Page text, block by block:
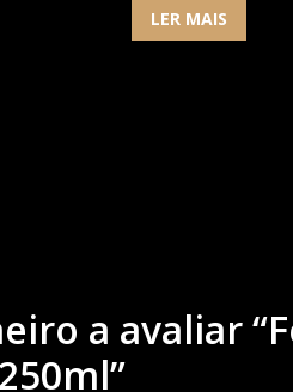
LER MAIS
a avaliar